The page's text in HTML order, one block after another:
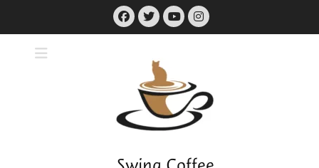
Facebook
Twitter
YouTube
Instagram
Swing Coffee